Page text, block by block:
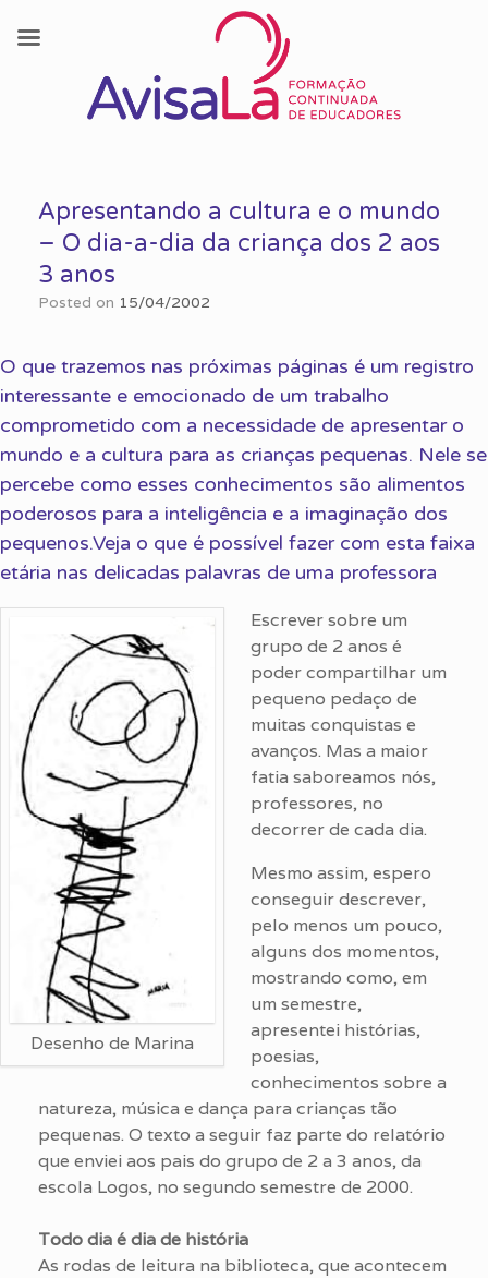
contentApresentando a cultura e o mundo
– O dia-a-dia da criança dos 2 aos
3 anos
Posted on 15/04/2002
O que trazemos nas próximas páginas é um registro
interessante e emocionado de um trabalho
comprometido com a necessidade de apresentar o
mundo e a cultura para as crianças pequenas. Nele se
percebe como esses conhecimentos são alimentos
poderosos para a inteligência e a imaginação dos
pequenos.Veja o que é possível fazer com esta faixa
etária nas delicadas palavras de uma professora
Desenho de Marina
Escrever sobre um
grupo de 2 anos é
poder compartilhar um
pequeno pedaço de
muitas conquistas e
avanços. Mas a maior
fatia saboreamos nós,
professores, no
decorrer de cada dia.
Mesmo assim, espero
conseguir descrever,
pelo menos um pouco,
alguns dos momentos,
mostrando como, em
um semestre,
apresentei histórias,
poesias,
conhecimentos sobre a
natureza, música e dança para crianças tão
pequenas. O texto a seguir faz parte do relatório
que enviei aos pais do grupo de 2 a 3 anos, da
escola Logos, no segundo semestre de 2000.
Todo dia é dia de história
As rodas de leitura na biblioteca, que acontecem